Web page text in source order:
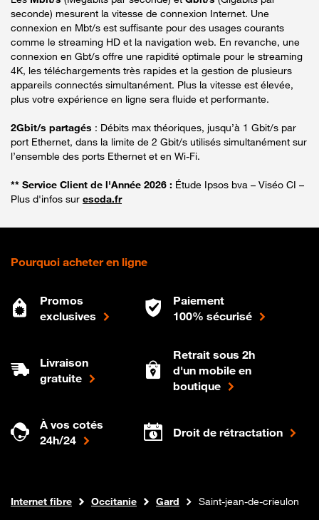
seconde) mesurent la vitesse de connexion Internet. Une
connexion en Mbt/s est suffisante pour des usages courants
comme le streaming HD et la navigation web. En revanche, une
connexion en Gbt/s offre une rapidité optimale pour le streaming
4K, les téléchargements très rapides et la gestion de plusieurs
appareils connectés simultanément. Plus la vitesse est élevée,
plus votre expérience en ligne sera fluide et performante.
2Gbit/s partagés : Débits max théoriques, jusqu’à 1 Gbit/s par
port Ethernet, dans la limite de 2 Gbit/s utilisés simultanément sur
l’ensemble des ports Ethernet et en Wi-Fi.
** Service Client de l'Année 2026 : Étude Ipsos bva – Viséo CI –
Plus d'infos sur escda.fr
Pourquoi acheter en ligne
Promos
exclusives
Paiement
100% sécurisé
Livraison
gratuite
Retrait sous 2h
d'un mobile en
boutique
À vos cotés
24h/24
Droit de rétractation
Boutique Orange
Internet fibre Occitanie Gard Saint-jean-de-crieulon